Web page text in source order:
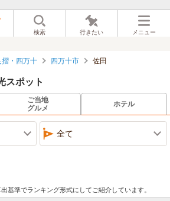
検索 行きたい メニュー
摺・四万十 四万十市 佐田
スポット
ご当地
グルメ
ホテル
全て
基準でランキング形式にしてご紹介しています。